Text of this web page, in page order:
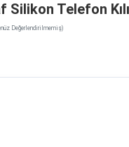
Telefon
Değerlendirilmemiş)